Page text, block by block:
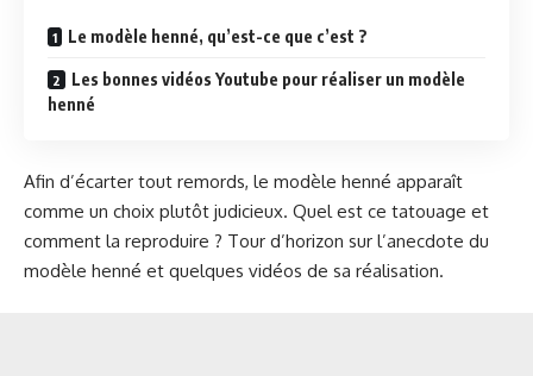
Le modèle henné, qu’est-ce que c’est ?
Les bonnes vidéos Youtube pour réaliser un modèle
henné
Afin d’écarter tout remords, le modèle henné apparaît
comme un choix plutôt judicieux. Quel est ce tatouage et
comment la reproduire ? Tour d’horizon sur l’anecdote du
modèle henné et quelques vidéos de sa réalisation.